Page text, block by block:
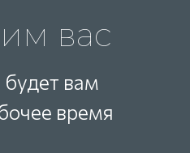
вас
вам
время